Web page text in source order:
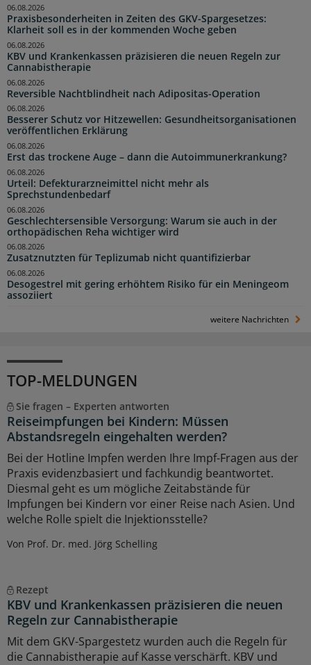
Praxisbesonderheiten in Zeiten des GKV-Spargesetzes:
Klarheit soll es in der kommenden Woche geben
06.08.2026
KBV und Krankenkassen präzisieren die neuen Regeln zur
Cannabistherapie
06.08.2026
Reversible Nachtblindheit nach Adipositas-Operation
06.08.2026
Besserer Schutz vor Hitzewellen: Gesundheitsorganisationen
veröffentlichen Erklärung
06.08.2026
Erst das trockene Auge – dann die Autoimmunerkrankung?
06.08.2026
Urteil: Defekturarzneimittel nicht mehr als
Sprechstundenbedarf
06.08.2026
Geschlechtersensible Versorgung: Warum sie auch in der
orthopädischen Reha wichtiger wird
06.08.2026
Zusatznutzten für Teplizumab nicht quantifizierbar
06.08.2026
Desogestrel mit gering erhöhtem Risiko für ein Meningeom
assoziiert
06.08.2026
weitere Nachrichten
TOP-MELDUNGEN
Sie fragen – Experten antworten
Reiseimpfungen bei Kindern: Müssen
Abstandsregeln eingehalten werden?
Bei der Hotline Impfen werden Ihre Impf-Fragen aus der
Praxis evidenzbasiert und fachkundig beantwortet.
Diesmal geht es um mögliche Zeitabstände für
Impfungen bei Kindern vor einer Reise nach Asien. Und
welche Rolle spielt die Injektionsstelle?
Von Prof. Dr. med. Jörg Schelling
Rezept
KBV und Krankenkassen präzisieren die neuen
Regeln zur Cannabistherapie
Mit dem GKV-Spargestetz wurden auch die Regeln für
die Cannabistherapie auf Kasse verschärft. KBV und